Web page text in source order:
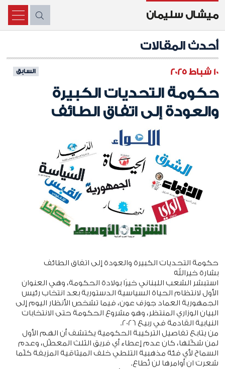
ميشال سليمان X
أحدث المقالات
10 شباط 2025 السابق
حكومة التحديات الكبيرة
والعودة إلى اتفاق الطائف
حكومة التحديات الكبيرة والعودة إلى اتفاق الطائف
بشارة خيرالله
استبشر الشعب اللبناني خيرًا بولادة الحكومة، وهي العنوان
الأول لانتظام الحياة السياسية الدستورية بعد انتخاب رئيس
الجمهورية العماد جوزف عون، فيما تشخص الأنظار اليوم إلى
البيان الوزاري المنتظر، وهو مشروع الحكومة حتى الانتخابات
النيابية القادمة في ربيع 2026.
من يتابع تفاصيل التركيبة الحكومية يكتشف أن الهم الأول
لمن شكّلها، كان عدم إعطاء أي فريق الثلث المعطِّل، وعدم
السماح لأي فئة مذهبية التلطي خلف الميثاقية المزيفة كلّما
شعرت ان أوامرها لن تُطاع.